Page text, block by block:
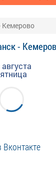
Кемерово
-